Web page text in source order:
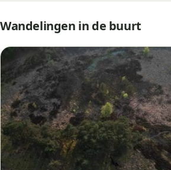
Wandelingen in de buurt